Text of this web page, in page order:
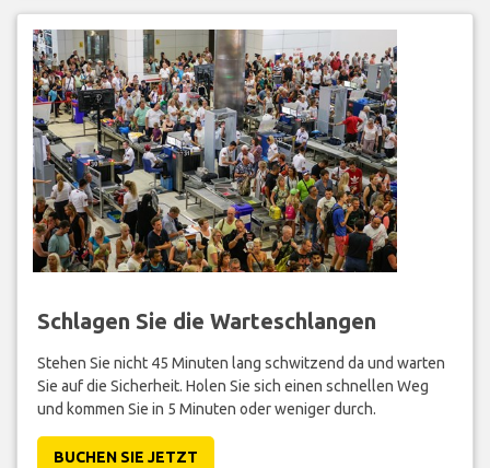
Schlagen Sie die Warteschlangen
Stehen Sie nicht 45 Minuten lang schwitzend da und warten
Sie auf die Sicherheit. Holen Sie sich einen schnellen Weg
und kommen Sie in 5 Minuten oder weniger durch.
BUCHEN SIE JETZT